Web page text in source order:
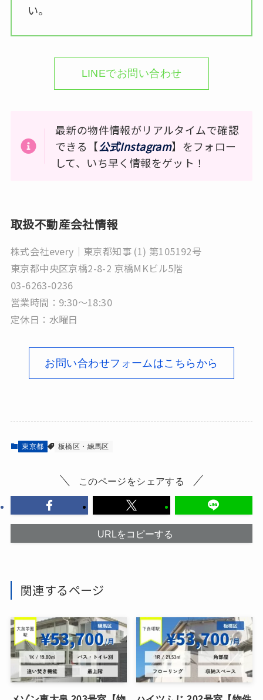
い。
LINEでお問い合わせ
最新の物件情報がリアルタイムで確認
できる【公式Instagram】をフォロー
して、いち早く情報をゲット！
取扱不動産会社情報
株式会社every｜東京都知事 (1) 第105192号
東京都中央区京橋2-8-2 京橋MKビル5階
03-6263-0236
営業時間：9:30～18:30
定休日：水曜日
お問い合わせフォームはこちらから
東京都 板橋区・練馬区
このページをシェアする
URLをコピーする
関連するページ